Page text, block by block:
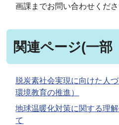
画課までお問い合わせくださ
関連ページ(一
脱炭素社会実現に向けた人
環境教育の推進）
地球温暖化対策に関する理
て